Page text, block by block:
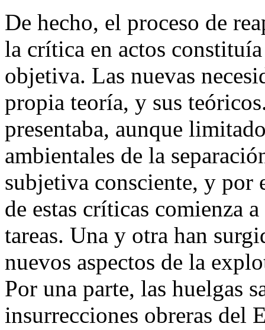
De hecho, el proceso de
la crítica en actos
objetiva. Las nuevas
propia teoría, y sus
presentaba, aunque
ambientales de la
subjetiva consciente, y por
de estas críticas comienza
tareas. Una y otra han
nuevos aspectos de la
Por una parte, las huelgas
insurrecciones obreras del